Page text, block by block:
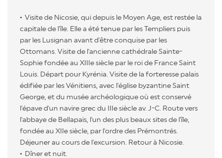
Visite de Nicosie, qui depuis le Moyen Age, est restée la
capitale de l'île. Elle a été tenue par les Templiers puis
par les Lusignan avant d'être conquise par les
Ottomans. Visite de l'ancienne cathédrale Sainte-
Sophie fondée au XIIIe siècle par le roi de France Saint
Louis. Départ pour Kyrénia. Visite de la forteresse palais
édifiée par les Vénitiens, avec l'église byzantine Saint
George, et du musée archéologique où est conservé
l'épave d'un navire grec du IIIe siècle av. J-C. Route vers
l'abbaye de Bellapaïs, l'un des plus beaux sites de l'île,
fondée au XIIe siècle, par l'ordre des Prémontrés.
Déjeuner au cours de l'excursion. Retour à Nicosie.
Dîner et nuit.